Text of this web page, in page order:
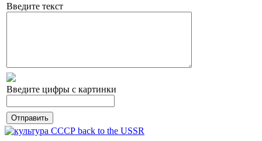
Введите текст
Введите цифры с картинки
back to the USSR